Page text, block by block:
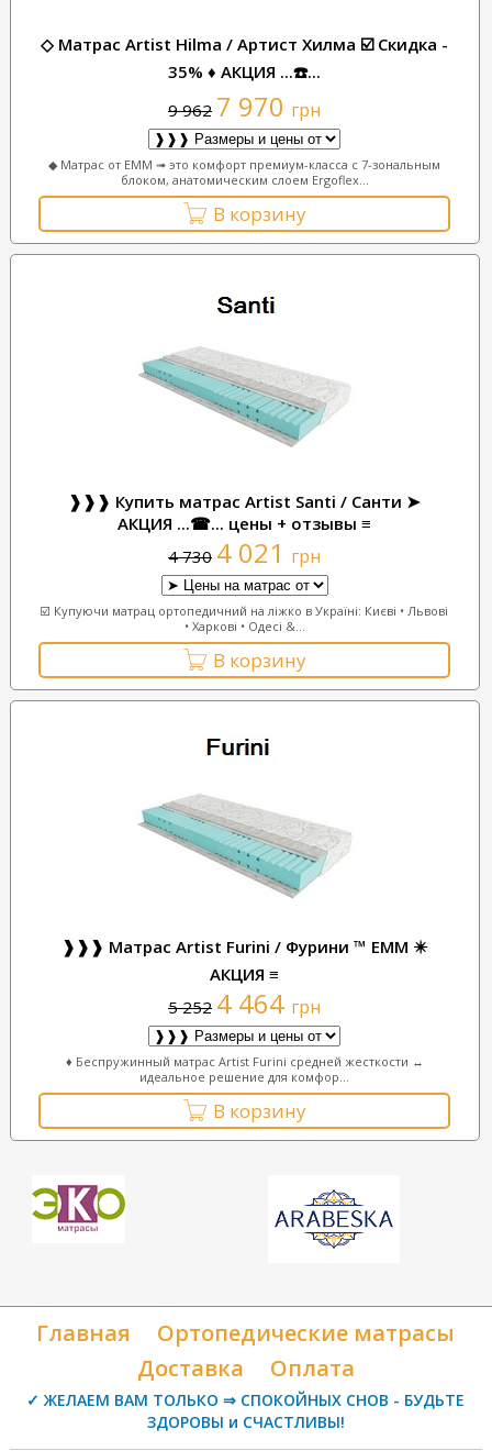
◇ Матрас Artist Hilma / Артист Хилма ☑️ Скидка -
35% ♦ АКЦИЯ ...☎️...
9 962 7 970 грн
◆ Матрас от ЕММ ➟ это комфорт премиум-класса с 7-зональным
блоком, анатомическим слоем Ergoflex...
В корзину
❱❱❱ Купить матрас Artist Santi / Санти ➤
АКЦИЯ ...☎... цены + отзывы ≡
4 730 4 021 грн
☑️ Купуючи матрац ортопедичний на ліжко в Україні: Києві • Львові
• Харкові • Одесі &...
В корзину
❱❱❱ Матрас Artist Furini / Фурини ™ ЕММ ✴️
АКЦИЯ ≡
5 252 4 464 грн
♦ Беспружинный матрас Artist Furini средней жесткости ↔
идеальное решение для комфор...
В корзину
Главная
Ортопедические матрасы
Доставка
Оплата
✓ ЖЕЛАЕМ ВАМ ТОЛЬКО ⇒ СПОКОЙНЫХ СНОВ - БУДЬТЕ
ЗДОРОВЫ и СЧАСТЛИВЫ!